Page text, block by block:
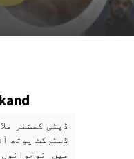
ڈپٹی کمشنر
ڈسٹرکٹ یوتھ
میں